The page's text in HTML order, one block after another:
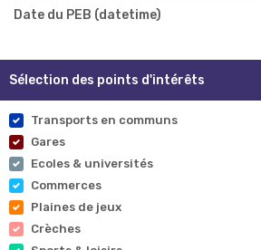
Date du PEB (datetime)
Sélection des points d'intérêts
Transports en communs
Gares
Ecoles & universités
Commerces
Plaines de jeux
Crèches